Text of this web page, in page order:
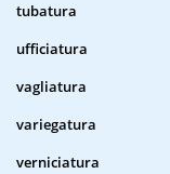
tubatura
ufficiatura
vagliatura
variegatura
verniciatura